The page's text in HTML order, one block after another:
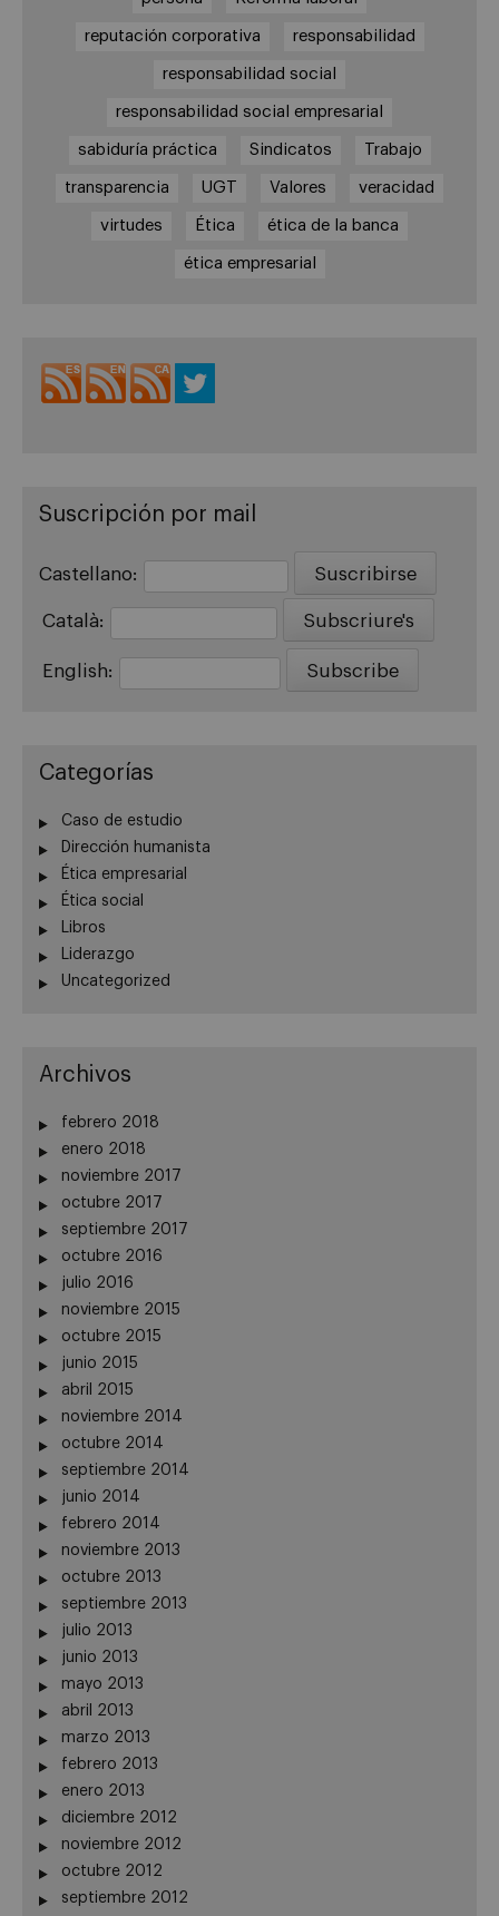
reputación corporativa responsabilidad
responsabilidad social
responsabilidad social empresarial
sabiduría práctica Sindicatos Trabajo
transparencia UGT Valores veracidad
virtudes Ética ética de la banca
ética empresarial
Suscripción por mail
Castellano:
Català:
English:
Categorías
Caso de estudio
Dirección humanista
Ética empresarial
Ética social
Libros
Liderazgo
Uncategorized
Archivos
febrero 2018
enero 2018
noviembre 2017
octubre 2017
septiembre 2017
octubre 2016
julio 2016
noviembre 2015
octubre 2015
junio 2015
abril 2015
noviembre 2014
octubre 2014
septiembre 2014
junio 2014
febrero 2014
noviembre 2013
octubre 2013
septiembre 2013
julio 2013
junio 2013
mayo 2013
abril 2013
marzo 2013
febrero 2013
enero 2013
diciembre 2012
noviembre 2012
octubre 2012
septiembre 2012